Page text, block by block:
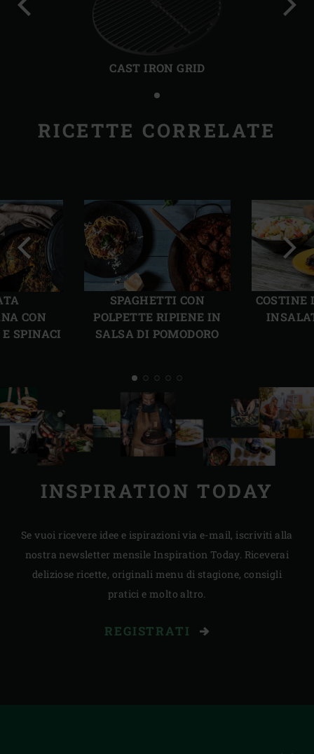
CAST IRON GRID
RICETTE CORRELATE
CON
E SPINACI
SPAGHETTI CON
POLPETTE RIPIENE IN
SALSA DI POMODORO
COSTINE
Precedente
INSPIRATION TODAY
Se vuoi ricevere idee e ispirazioni via e-mail, iscriviti alla
nostra newsletter mensile Inspiration Today. Riceverai
deliziose ricette, originali menu di stagione, consigli
pratici e molto altro.
REGISTRATI